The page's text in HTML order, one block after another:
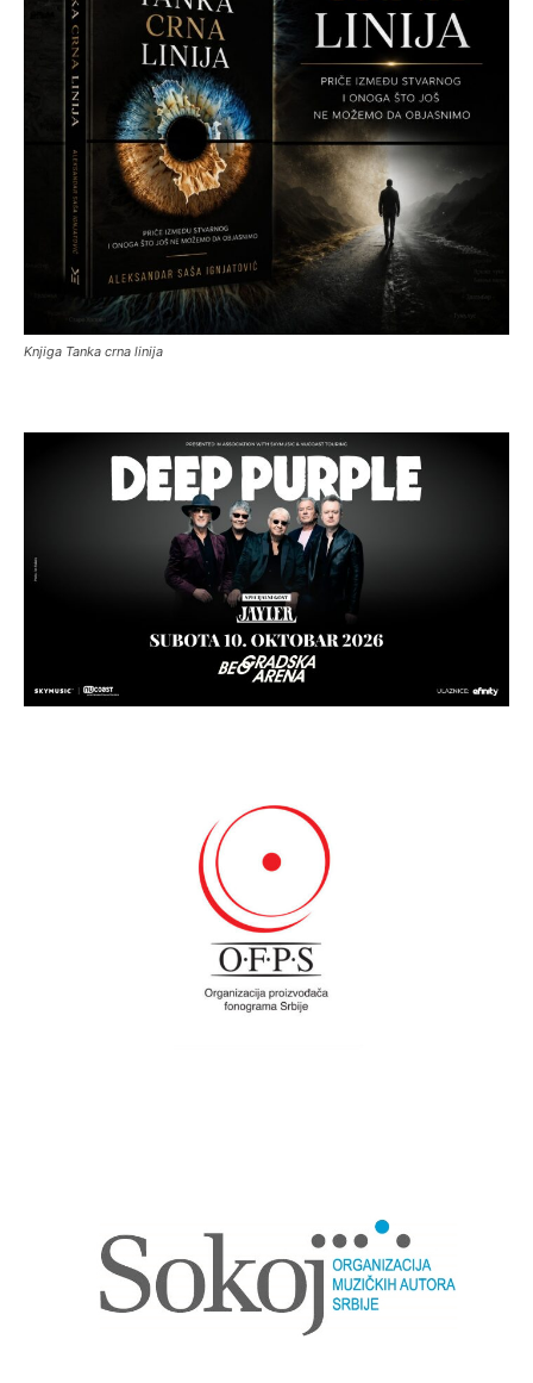
Knjiga Tanka crna linija